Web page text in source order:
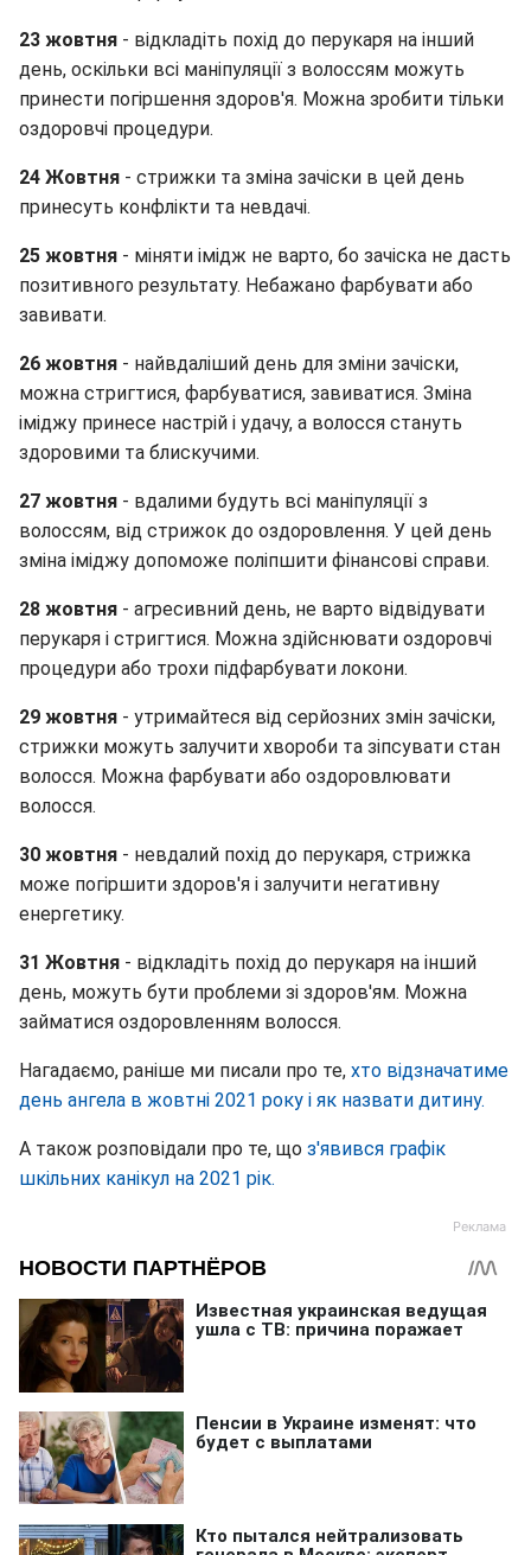
23 жовтня - відкладіть похід до перукаря на інший
день, оскільки всі маніпуляції з волоссям можуть
принести погіршення здоров'я. Можна зробити тільки
оздоровчі процедури.
24 Жовтня - стрижки та зміна зачіски в цей день
принесуть конфлікти та невдачі.
25 жовтня - міняти імідж не варто, бо зачіска не дасть
позитивного результату. Небажано фарбувати або
завивати.
26 жовтня - найвдаліший день для зміни зачіски,
можна стригтися, фарбуватися, завиватися. Зміна
іміджу принесе настрій і удачу, а волосся стануть
здоровими та блискучими.
27 жовтня - вдалими будуть всі маніпуляції з
волоссям, від стрижок до оздоровлення. У цей день
зміна іміджу допоможе поліпшити фінансові справи.
28 жовтня - агресивний день, не варто відвідувати
перукаря і стригтися. Можна здійснювати оздоровчі
процедури або трохи підфарбувати локони.
29 жовтня - утримайтеся від серйозних змін зачіски,
стрижки можуть залучити хвороби та зіпсувати стан
волосся. Можна фарбувати або оздоровлювати
волосся.
30 жовтня - невдалий похід до перукаря, стрижка
може погіршити здоров'я і залучити негативну
енергетику.
31 Жовтня - відкладіть похід до перукаря на інший
день, можуть бути проблеми зі здоров'ям. Можна
займатися оздоровленням волосся.
Нагадаємо, раніше ми писали про те, хто відзначатиме
день ангела в жовтні 2021 року і як назвати дитину.
А також розповідали про те, що з'явився графік
шкільних канікул на 2021 рік.